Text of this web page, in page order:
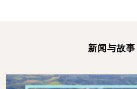
新闻与故事